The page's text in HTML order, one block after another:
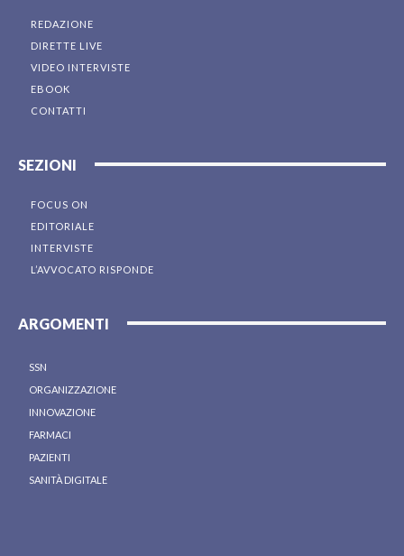
REDAZIONE
DIRETTE LIVE
VIDEO INTERVISTE
EBOOK
CONTATTI
SEZIONI
FOCUS ON
EDITORIALE
INTERVISTE
L’AVVOCATO RISPONDE
ARGOMENTI
SSN
ORGANIZZAZIONE
INNOVAZIONE
FARMACI
PAZIENTI
SANITÀ DIGITALE